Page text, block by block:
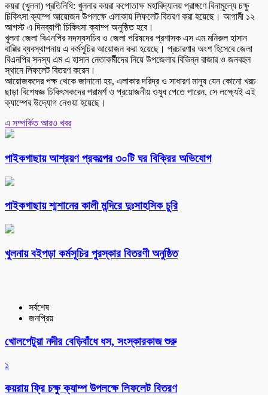
কয়রা (খুলনা) প্রতিনিধি: খুলনার কয়রা কপোতাক্ষ মহাবিদ্যালয় প্রাঙ্গণে বিনামূল্যে চক্ষু
চিকিৎসা ক্যাম্প আয়োজন উপলক্ষে এলাকায় লিফলেট বিতরণ করা হয়েছে। আগামী ১২
আগস্ট এ দিনব্যাপী চিকিৎসা ক্যাম্প অনুষ্ঠিত হবে।
খুলনা জেলা বিএনপির সদস্যসচিব ও জেলা পরিষদের প্রশাসক এস এম মনিরুল হাসান
বাপ্পির ব্যবস্থাপনায় এ কর্মসূচির আয়োজন করা হয়েছে। প্রচারণার অংশ হিসেবে জেলা
বিএনপির সদস্য এম এ হাসান নেতাকর্মীদের নিয়ে উপজেলার বিভিন্ন বাজার ও জনবহুল
স্থানে লিফলেট বিতরণ করেন।
আয়োজকদের পক্ষ থেকে জানানো হয়, এলাকার দরিদ্র ও সাধারণ মানুষ যেন কোনো খরচ
ছাড়া বিশেষজ্ঞ চিকিৎসকদের পরামর্শ ও প্রয়োজনীয় ওষুধ পেতে পারেন, সে লক্ষ্যেই এই
ক্যাম্পের উদ্যোগ নেওয়া হয়েছে।
এ সম্পর্কিত আরও খবর
পাইকগাছায় আশ্রয়ণ প্রকল্পের ৩০টি ঘর বিক্রির অভিযোগ
পাইকগাছায় শ্মশানের কালী মন্দিরে দুঃসাহসিক চুরি
খুলনায় বইপড়া কর্মসূচির পুরস্কার বিতরণী অনুষ্ঠিত
সর্বশেষ
জনপ্রিয়
খোলপেটুয়া নদীর বেড়িবাঁধে ধস, সংস্কারকাজ শুরু
১
কয়রায় ফ্রি চক্ষু ক্যাম্প উপলক্ষে লিফলেট বিতরণ